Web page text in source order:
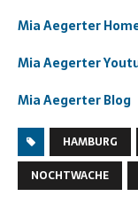
Mia Aegerter
Mia Aegerter
Mia Aegerter Blog
HAMBURG
NOCHTWACHE